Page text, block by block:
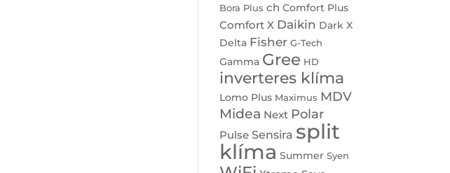
Bora Plus ch Comfort Plus
Comfort X Daikin Dark X
Delta Fisher G-Tech
Gamma Gree HD
inverteres klíma
Lomo Plus Maximus MDV
Midea Next Polar
Pulse Sensira split
klíma Summer Syen